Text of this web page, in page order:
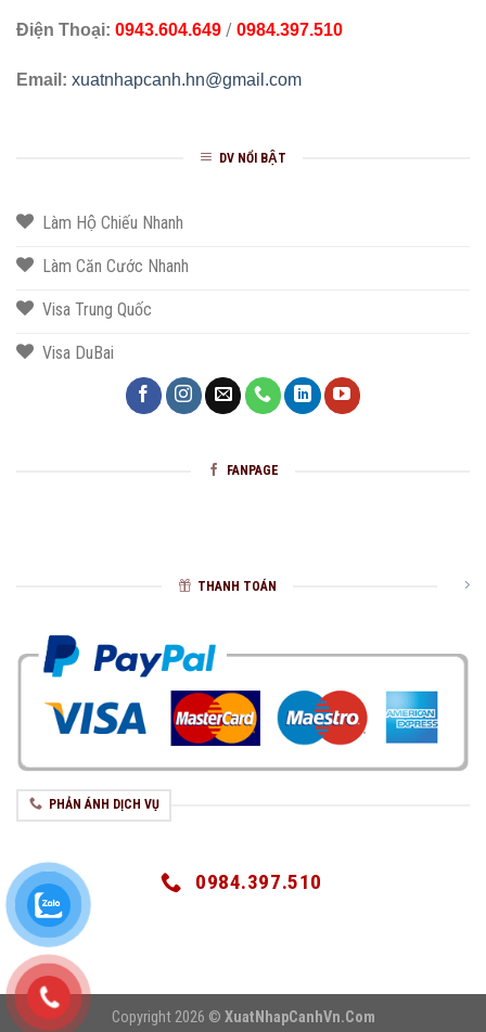
Điện Thoại: 0943.604.649 / 0984.397.510
Email: xuatnhapcanh.hn@gmail.com
DV NỔI BẬT
Làm Hộ Chiếu Nhanh
Làm Căn Cước Nhanh
Visa Trung Quốc
Visa DuBai
FANPAGE
THANH TOÁN
PHẢN ÁNH DỊCH VỤ
0984.397.510
Copyright 2026 © XuatNhapCanhVn.Com